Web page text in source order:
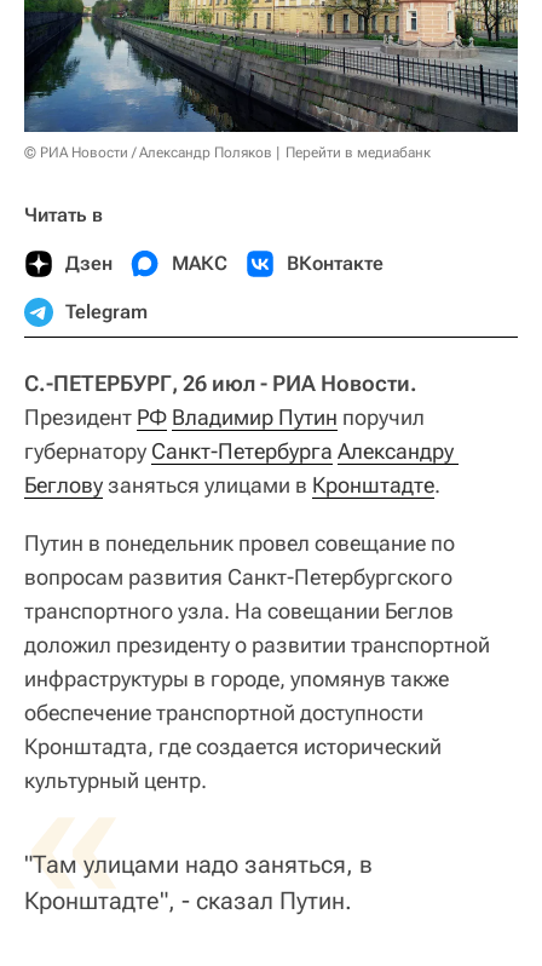
© РИА Новости / Александр Поляков Перейти в медиабанк
Читать в
Дзен МАКС ВКонтакте
Telegram
С.-ПЕТЕРБУРГ, 26 июл - РИА Новости.
Президент РФ Владимир Путин поручил
губернатору Санкт-Петербурга Александру
Бегловузаняться улицами в Кронштадте.
Путин в понедельник провел совещание по
вопросам развития Санкт-Петербургского
транспортного узла. На совещании Беглов
доложил президенту о развитии транспортной
инфраструктуры в городе, упомянув также
обеспечение транспортной доступности
Кронштадта, где создается исторический
культурный центр.
«
"Там улицами надо заняться, в
Кронштадте", - сказал Путин.